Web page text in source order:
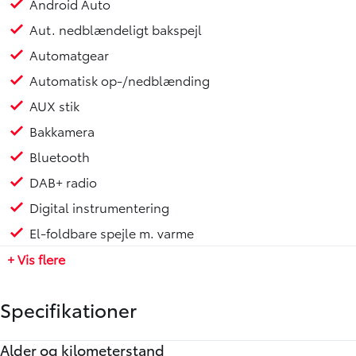
Aut. nedblændeligt bakspejl
Automatgear
Automatisk op-/nedblænding
AUX stik
Bakkamera
Bluetooth
DAB+ radio
Digital instrumentering
El-foldbare spejle m. varme
+ Vis flere
Specifikationer
Alder og kilometerstand
Motor og ydelse
Elektriske egenskaber
Rummelighed og mål
Økonomi